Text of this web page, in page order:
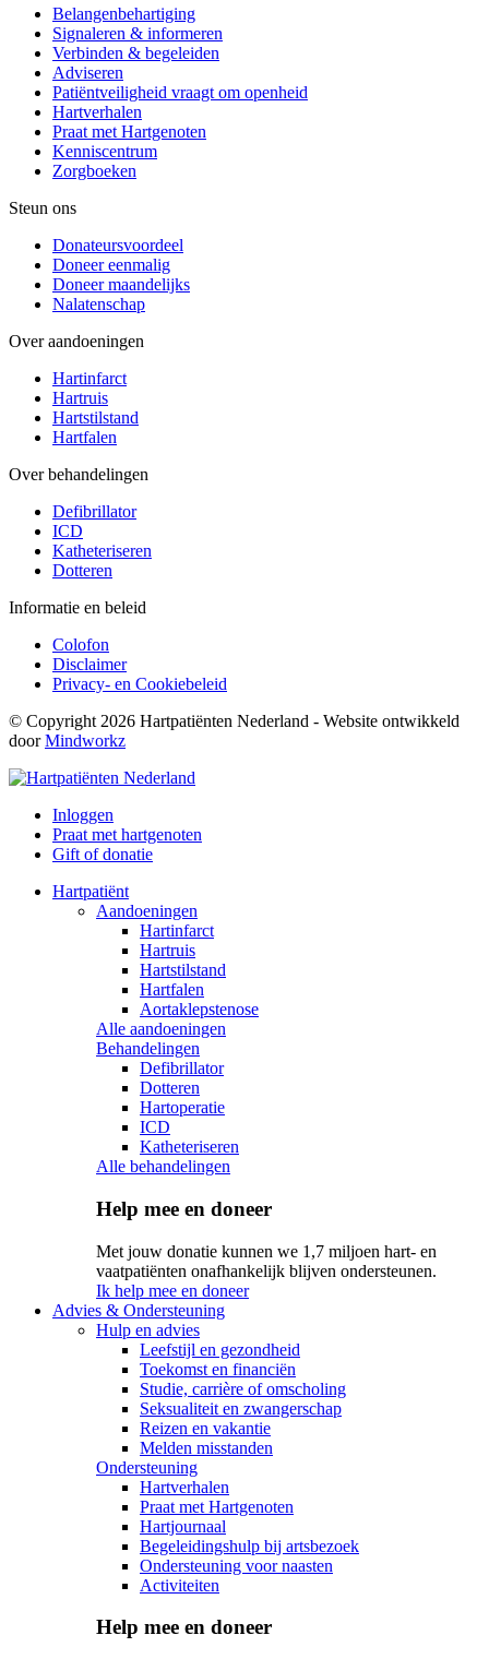
Belangenbehartiging
Signaleren & informeren
Verbinden & begeleiden
Adviseren
Patiëntveiligheid vraagt om openheid
Hartverhalen
Praat met Hartgenoten
Kenniscentrum
Zorgboeken
Steun ons
Donateursvoordeel
Doneer eenmalig
Doneer maandelijks
Nalatenschap
Over aandoeningen
Hartinfarct
Hartruis
Hartstilstand
Hartfalen
Over behandelingen
Defibrillator
ICD
Katheteriseren
Dotteren
Informatie en beleid
Colofon
Disclaimer
Privacy- en Cookiebeleid
© Copyright 2026 Hartpatiënten Nederland - Website ontwikkeld
doorMindworkz
Inloggen
Praat met hartgenoten
Gift of donatie
Hartpatiënt
Aandoeningen
Hartinfarct
Hartruis
Hartstilstand
Hartfalen
Aortaklepstenose
Alle aandoeningen
Behandelingen
Defibrillator
Dotteren
Hartoperatie
ICD
Katheteriseren
Alle behandelingen
Help mee en doneer
Met jouw donatie kunnen we 1,7 miljoen hart- en
vaatpatiënten onafhankelijk blijven ondersteunen.
Ik help mee en doneer
Advies & Ondersteuning
Hulp en advies
Leefstijl en gezondheid
Toekomst en financiën
Studie, carrière of omscholing
Seksualiteit en zwangerschap
Reizen en vakantie
Melden misstanden
Ondersteuning
Hartverhalen
Praat met Hartgenoten
Hartjournaal
Begeleidingshulp bij artsbezoek
Ondersteuning voor naasten
Activiteiten
Help mee en doneer